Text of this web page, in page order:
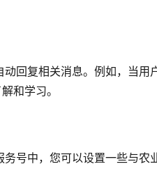
回复相关消息。例如，当用
和学习。
号中，您可以设置一些与农